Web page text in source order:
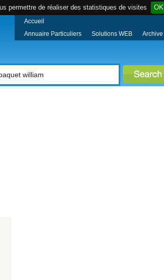
permettre de réaliser des statistiques de visites OK
Accueil
Annuaire Particuliers
Solutions WEB Archive